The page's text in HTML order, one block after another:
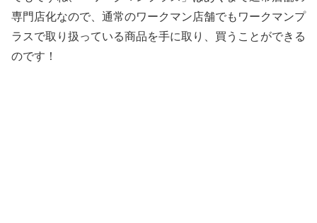
専門店化なので、通常のワークマン店舗でもワークマンプ
ラスで取り扱っている商品を手に取り、買うことができる
のです！